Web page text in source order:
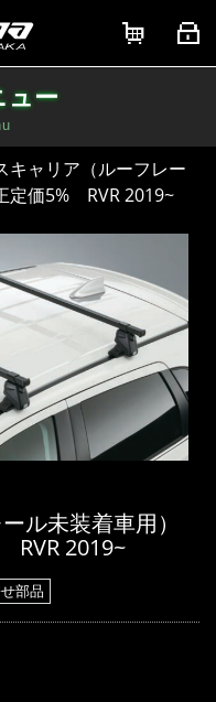
ュー
キャリア（ルーフレー
定価5% RVR 2019~
ル未装着車用）
2019~
部品